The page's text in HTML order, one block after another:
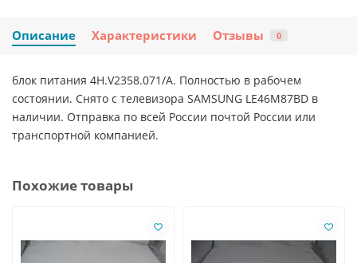
Описание Характеристики Отзывы 0
блок питания 4H.V2358.071/A. Полностью в рабочем
состоянии. Снято с телевизора SAMSUNG LE46M87BD в
наличии. Отправка по всей России почтой России или
транспортной компанией.
Похожие товары